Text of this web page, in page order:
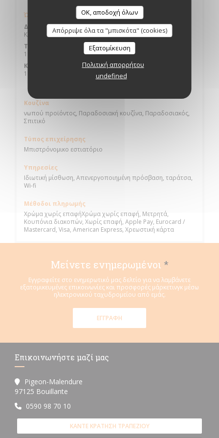
OK, αποδοχή όλων
Απόρριψε όλα τα "μπισκότα" (cookies)
Εξατομίκευση
Πολιτική απορρήτου
undefined
Ώρες λειτουργίας
Δ�
Τ�
Κλειστό
Τ�
11:45 - 14:30 *
19:00 - 21:30 *
Κυριακή
11:45 - 15:00 *
Κουζίνα
νωπού προϊόντος, Παραδοσιακή κουζίνα, Παραδοσιακός,
Σπιτικό
Τύπος επιχείρησης
Μπιστρόνομικο εστιατόριο
Υπηρεσίες
Ιδιωτική μίσθωση, Απενεργοποιημένη πρόσβαση, ταράτσα,
Wi-fi
Μέθοδοι πληρωμής
Χρώμα χωρίς επαφήΧρώμα χωρίς επαφή, Μετρητά,
Κουπόνια διακοπών, Χωρίς επαφή, Apple Pay, Eurocard /
Mastercard, Visa, American Express, Χρεωστική κάρτα
Μείνετε ενημερωμένοι *
Εγγραφείτε στο ενημερωτικό μας δελτίο για να λαμβάνετε
εξατομικευμένες επικοινωνίες και προσφορές μάρκετινγκ μέσω
ηλεκτρονικού ταχυδρομείου από εμάς.
ΕΓΓΡΑΦΉ
Επικοινωνήστε μαζί μας
Pigeon-Malendure
97125 Bouillante
0590 98 70 10
ΚΆΝΤΕ ΚΡΆΤΗΣΗ ΤΡΑΠΕΖΙΟΎ